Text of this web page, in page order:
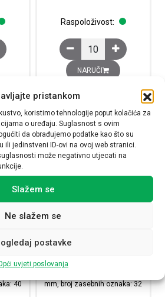
pristankom
koristimo tehnologije poput kolačića za
o uređaju. Suglasnost s ovim
da obrađujemo podatke kao što su
ili jedinstveni ID-ovi na ovoj web stranici.
može negativno utjecati na
Slažem se
Ne slažem se
postavke
uvjeti poslovanja
redne stezaljke, UC-TM 8, bijela
Raspoloživost:
Oznake za redne
NARUČI
š:
40
pločica, za redne stezaljke š:
mm, broj zasebnih oznaka: 32